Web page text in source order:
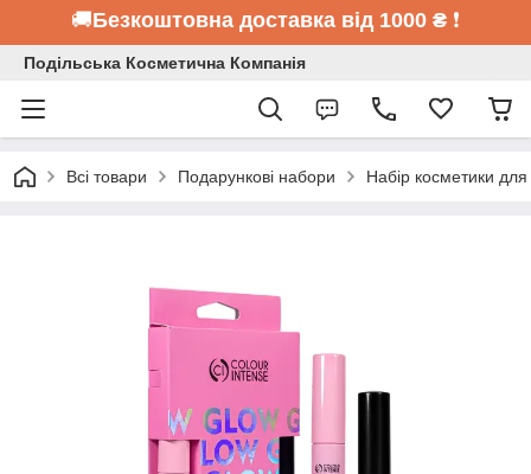
🚚Безкоштовна доставка від 1000 ₴ ❗
Подільська Косметична Компанія
Всі товари Подарункові набори Набір косметики